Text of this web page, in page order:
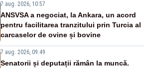
7 aug. 2026, 10:57
ANSVSA a negociat, la Ankara, un acord
pentru facilitarea tranzitului prin Turcia al
carcaselor de ovine și bovine
7 aug. 2026, 09:49
Senatorii și deputații rămân la muncă.